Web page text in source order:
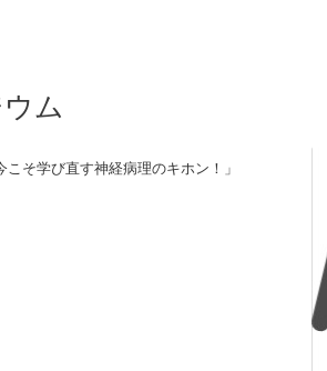
ム
そ学び直す神経病理のキホン！ 」